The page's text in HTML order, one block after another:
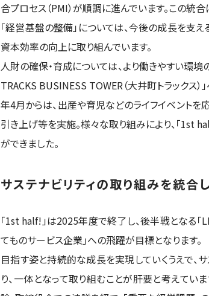
合プロセス（PMI）が順調に進んでいます。この統
「経営基盤の整備」については、今後の成長を支
資本効率の向上に取り組んでいます。
人財の確保・育成については、より働きやすい環
TRACKS BUSINESS TOWER（大井町トラックス
年4月からは、出産や育児などのライフイベントを
引き上げ等を実施。様々な取り組みにより、「1st
ができました。
サステナビリティの取り組みを統
「1st half!」は2025年度で終了し、後半戦となる「
てものサービス企業」への飛躍が目標となります。
目指す姿と持続的な成長を実現していくうえで、
り、一体となって取り組むことが肝要と考えてい